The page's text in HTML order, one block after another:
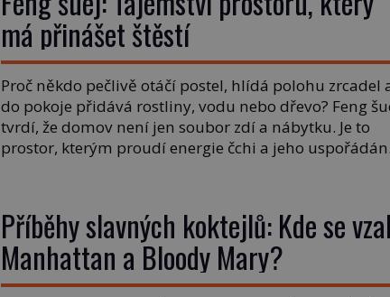
má přinášet štěstí
Proč někdo pečlivě otáčí postel, hlídá polohu zrcadel
do pokoje přidává rostliny, vodu nebo dřevo? Feng
tvrdí, že domov není jen soubor zdí a nábytku. Je to
prostor, kterým proudí energie čchi a jeho uspořádání
Příběhy slavných koktejlů: Kde se vzal
Manhattan a Bloody Mary?